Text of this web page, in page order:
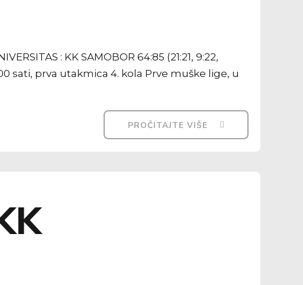
: KK SAMOBOR 64:85 (21:21, 9:22,
sati, prva utakmica 4. kola Prve muške lige, u
PROČITAJTE VIŠE